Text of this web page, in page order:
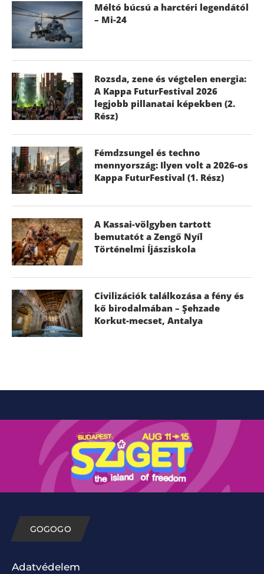
Méltó búcsú a harctéri legendától
– Mi-24
Rozsda, zene és végtelen energia:
A Kappa FuturFestival 2026
legjobb pillanatai képekben (2.
Rész)
Fémdzsungel és techno
mennyország: Ilyen volt a 2026-os
Kappa FuturFestival (1. Rész)
A Kassai-völgyben tartott
bemutatót a Zengő Nyíl
Történelmi Íjásziskola
Civilizációk találkozása a fény és
kő birodalmában – Şehzade
Korkut-mecset, Antalya
GOGOGO
Adatvédelem